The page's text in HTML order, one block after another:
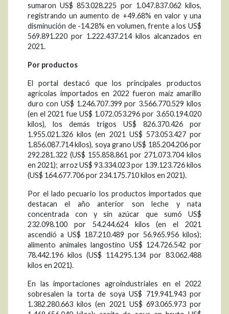
sumaron US$ 853.028.225 por 1.047.837.062 kilos,
registrando un aumento de +49.68% en valor y una
disminución de -14.28% en volumen, frente a los US$
569.891.220 por 1.222.437.214 kilos alcanzados en
2021.
Por productos
El portal destacó que los principales productos
agrícolas importados en 2022 fueron maíz amarillo
duro con US$ 1.246.707.399 por 3.566.770.529 kilos
(en el 2021 fue US$ 1.072.053.296 por 3.650.194.020
kilos), los demás trigos US$ 826.370.426 por
1.955.021.326 kilos (en 2021 US$ 573.053.427 por
1.856.087.714 kilos), soya grano US$ 185.204.206 por
292.281.322 (US$ 155.858.861 por 271.073.704 kilos
en 2021); arroz US$ 93.334.023 por 139.123.726 kilos
(US$ 164.677.706 por 234.175.710 kilos en 2021).
Por el lado pecuario los productos importados que
destacan el año anterior son leche y nata
concentrada con y sin azúcar que sumó US$
232.098.100 por 54.244.624 kilos (en el 2021
ascendió a US$ 187.210.489 por 56.965.956 kilos);
alimento animales langostino US$ 124.726.542 por
78.442.196 kilos (US$ 114.295.134 por 83.062.488
kilos en 2021).
En las importaciones agroindustriales en el 2022
sobresalen la torta de soya US$ 719.941.943 por
1.382.280.663 kilos (en 2021 US$ 693.065.973 por